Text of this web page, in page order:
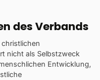
des Verbands
nicht als Selbstzweck
Entwicklung,